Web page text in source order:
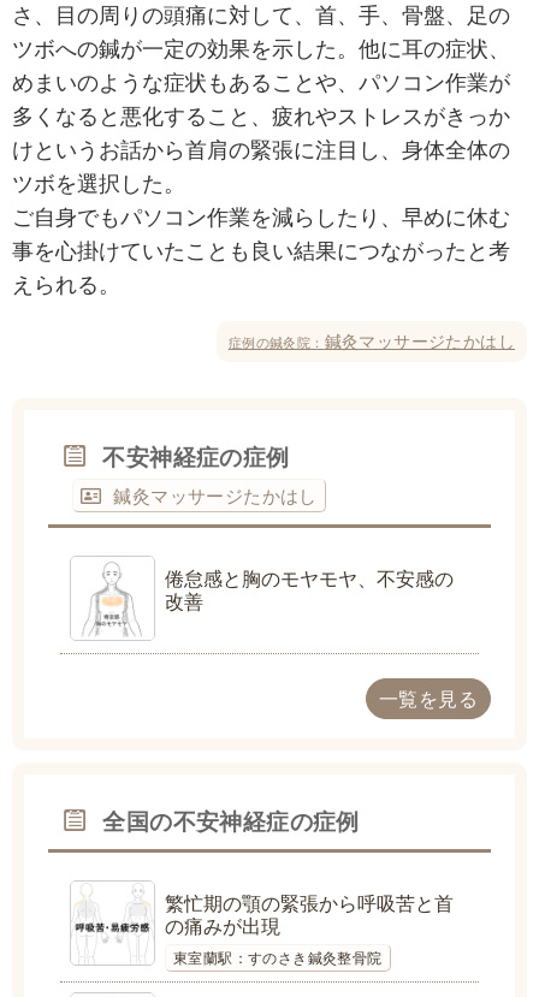
さ、目の周りの頭痛に対して、首、手、骨盤、足の
ツボへの鍼が一定の効果を示した。他に耳の症状、
めまいのような症状もあることや、パソコン作業が
多くなると悪化すること、疲れやストレスがきっか
けというお話から首肩の緊張に注目し、身体全体の
ツボを選択した。
ご自身でもパソコン作業を減らしたり、早めに休む
事を心掛けていたことも良い結果につながったと考
えられる。
症例の鍼灸院： 鍼灸マッサージたかはし
不安神経症の症例
鍼灸マッサージたかはし
倦怠感と胸のモヤモヤ、不安感の
改善
一覧を見る
全国の不安神経症の症例
繁忙期の顎の緊張から呼吸苦と首
の痛みが出現
東室蘭駅：すのさき鍼灸整骨院